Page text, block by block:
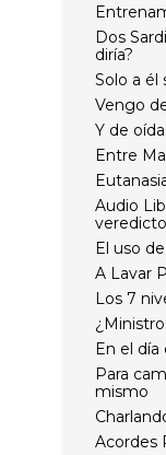
Dos
diría?
Solo a él
Vengo
Y de
Entre
Audio
El uso
A Lavar
Los 7
En el
Para
mismo
Acordes